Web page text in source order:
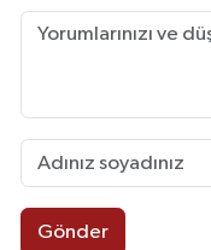
Gönder